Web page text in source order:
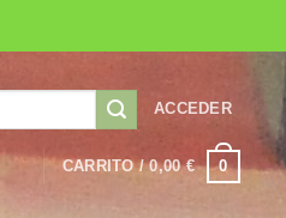
ACCEDER
CARRITO /0,00€ 0